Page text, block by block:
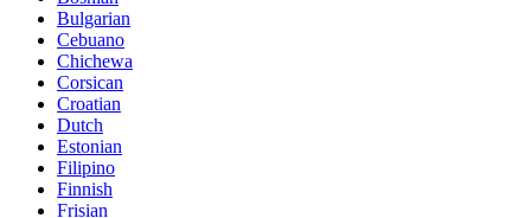
Bulgarian
Cebuano
Chichewa
Corsican
Croatian
Dutch
Estonian
Filipino
Finnish
Frisian